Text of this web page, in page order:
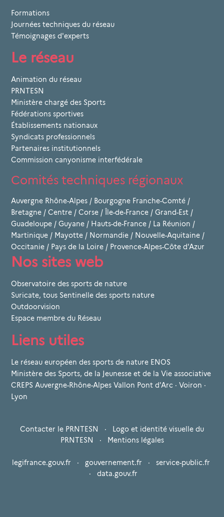
Formations
Journées techniques du réseau
Témoignages d'experts
Le réseau
Animation du réseau
PRNTESN
Ministère chargé des Sports
Fédérations sportives
Établissements nationaux
Syndicats professionnels
Partenaires institutionnels
Commission canyonisme interfédérale
Comités techniques régionaux
Auvergne Rhône-Alpes / Bourgogne Franche-Comté /
Bretagne / Centre / Corse / Île-de-France / Grand-Est /
Guadeloupe / Guyane / Hauts-de-France / La Réunion /
Martinique / Mayotte / Normandie / Nouvelle-Aquitaine /
Occitanie / Pays de la Loire / Provence-Alpes-Côte d'Azur
Nos sites web
Observatoire des sports de nature
Suricate, tous Sentinelle des sports nature
Outdoorvision
Espace membre du Réseau
Liens utiles
Le réseau européen des sports de nature ENOS
Ministère des Sports, de la Jeunesse et de la Vie associative
CREPS Auvergne-Rhône-Alpes Vallon Pont d'Arc · Voiron ·
Lyon
Contacter le PRNTESN ·
Logo et identité visuelle du
PRNTESN
· Mentions légales
legifrance.gouv.fr · gouvernement.fr · service-public.fr
· data.gouv.fr